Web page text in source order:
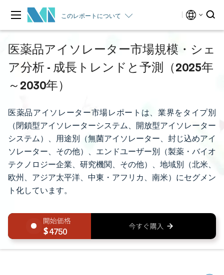
このレポートについて
医薬品アイソレーター市場規模・シェ
ア分析 - 成長トレンドと予測（2025年
～2030年）
医薬品アイソレーター市場レポートは、業界をタイプ別
（閉鎖型アイソレーターシステム、開放型アイソレーター
システム）、用途別（無菌アイソレーター、封じ込めアイ
ソレーター、その他）、エンドユーザー別（製薬・バイオ
テクノロジー企業、研究機関、その他）、地域別（北米、
欧州、アジア太平洋、中東・アフリカ、南米）にセグメン
ト化しています。
4750